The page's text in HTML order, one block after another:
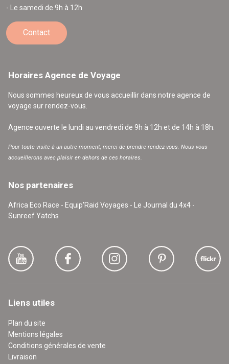
- Le samedi de 9h à 12h
Contact
Horaires Agence de Voyage
Nous sommes heureux de vous accueillir dans notre agence de
voyage sur rendez-vous.
Agence ouverte le lundi au vendredi de 9h à 12h et de 14h à 18h.
Pour toute visite à un autre moment, merci de prendre rendez-vous. Nous vous
accueillerons avec plaisir en dehors de ces horaires.
Nos partenaires
Africa Eco Race - Equip'Raid Voyages - Le Journal du 4x4 -
Sunreef Yatchs
Liens utiles
Plan du site
Mentions légales
Conditions générales de vente
Livraison